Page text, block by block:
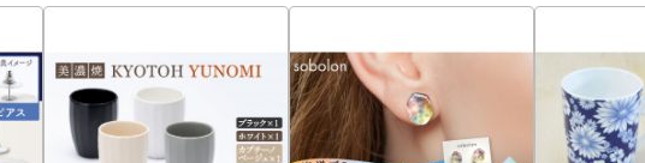
課 ふるさと納税担当 宛
有料化】について